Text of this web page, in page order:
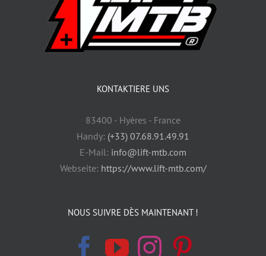
KONTAKTIERE UNS
83400 - Hyères - France
Handy: (+33) 07.68.91.49.91
E-Mail: info@lift-mtb.com
Webseite: https://www.lift-mtb.com/
NOUS SUIVRE DÈS MAINTENANT !